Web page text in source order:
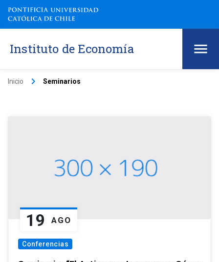
Instituto de Economía
Inicio keyboard_arrow_right Seminarios
19 AGO
Conferencias